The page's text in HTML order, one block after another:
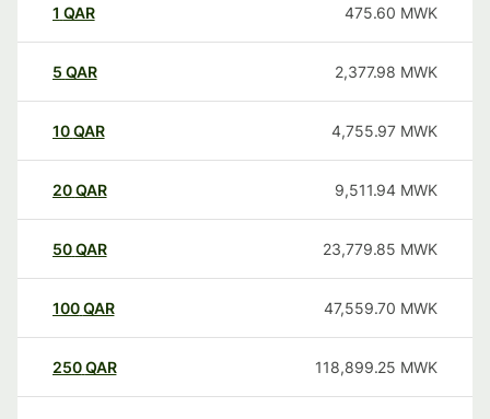
1 QAR 475.60 MWK
5 QAR 2,377.98 MWK
10QAR 4,755.97 MWK
20QAR 9,511.94 MWK
50QAR 23,779.85 MWK
100QAR 47,559.70 MWK
250QAR 118,899.25 MWK